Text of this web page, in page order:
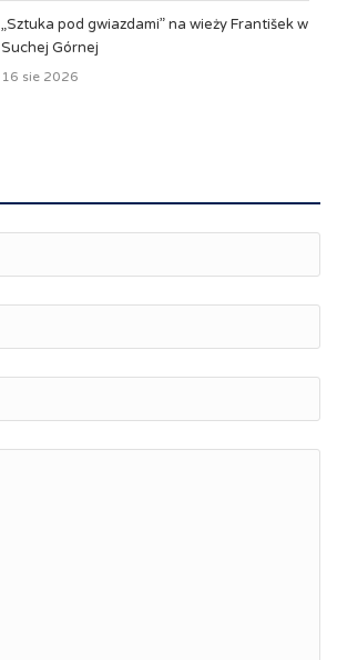
„Sztuka pod gwiazdami” na wieży František w
Suchej Górnej
16 sie 2026